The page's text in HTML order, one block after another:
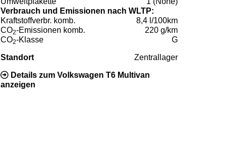
Verbrauch und Emissionen nach WLTP:
Kraftstoffverbr. komb.
8,4 l/100km
CO2-Emissionen komb.
220 g/km
CO2-Klasse G
Standort Zentrallager
Details zum Volkswagen T6 Multivan
anzeigen